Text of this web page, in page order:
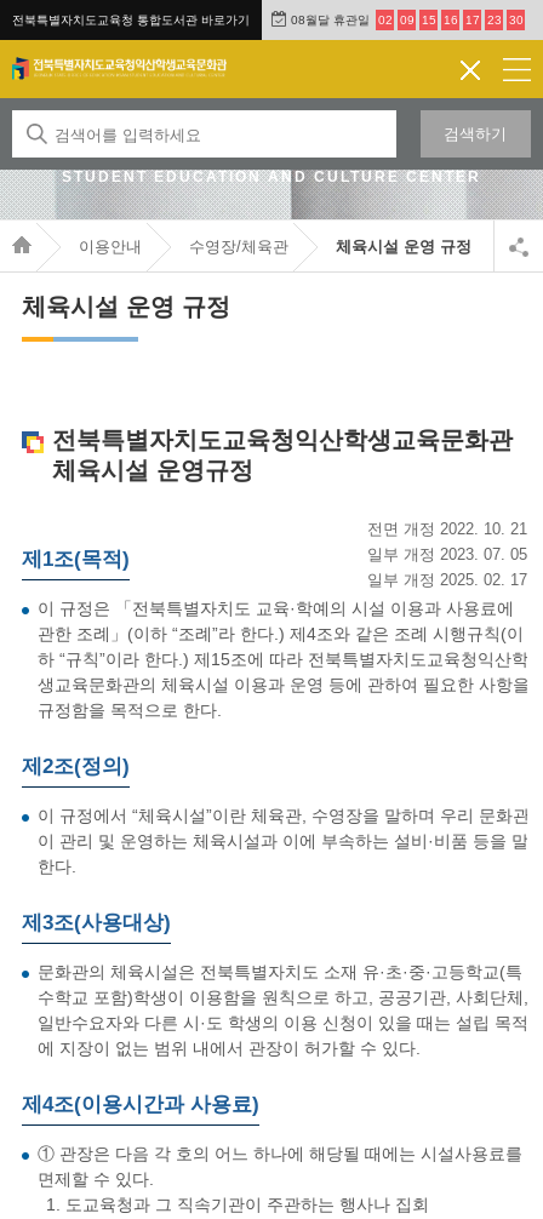
전북특별자치도교육청 통합도서관 바로가기 08월달 휴관일 02 09 15 16 17 23 30
검색하기
JEONBUK STATE OFFICE OF EDUCATION IKSAN
STUDENT EDUCATION AND CULTURE CENTER
이용안내 수영장/체육관 체육시설 운영 규정
체육시설 운영 규정
전북특별자치도교육청익산학생교육문화관
체육시설 운영규정
전면 개정 2022. 10. 21.
일부 개정 2023. 07. 05.
일부 개정 2025. 02. 17.
제1조(목적)
이 규정은 「전북특별자치도 교육·학예의 시설 이용과 사용료에
관한 조례」(이하 “조례”라 한다.) 제4조와 같은 조례 시행규칙(이
하 “규칙”이라 한다.) 제15조에 따라 전북특별자치도교육청익산학
생교육문화관의 체육시설 이용과 운영 등에 관하여 필요한 사항을
규정함을 목적으로 한다.
제2조(정의)
이 규정에서 “체육시설”이란 체육관, 수영장을 말하며 우리 문화관
이 관리 및 운영하는 체육시설과 이에 부속하는 설비·비품 등을 말
한다.
제3조(사용대상)
문화관의 체육시설은 전북특별자치도 소재 유·초·중·고등학교(특
수학교 포함)학생이 이용함을 원칙으로 하고, 공공기관, 사회단체,
일반수요자와 다른 시·도 학생의 이용 신청이 있을 때는 설립 목적
에 지장이 없는 범위 내에서 관장이 허가할 수 있다.
제4조(이용시간과 사용료)
① 관장은 다음 각 호의 어느 하나에 해당될 때에는 시설사용료를
면제할 수 있다.
1. 도교육청과 그 직속기관이 주관하는 행사나 집회